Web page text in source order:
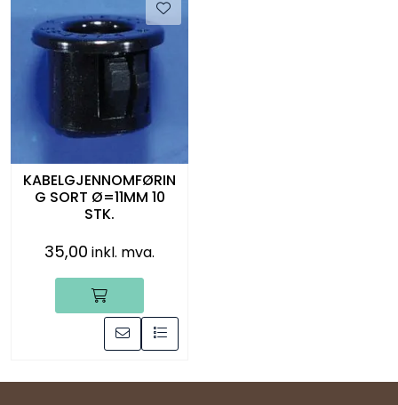
KABELGJENNOMFØRIN
G SORT Ø=11MM 10
STK.
35,00 inkl. mva.